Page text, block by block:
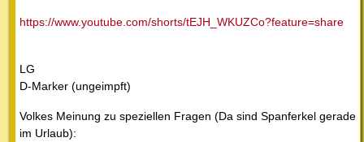
https://www.youtube.com/shorts/tEJH_WKUZCo?feature=share
LG
D-Marker (ungeimpft)
Volkes Meinung zu speziellen Fragen (Da sind Spanferkel gerade
im Urlaub):